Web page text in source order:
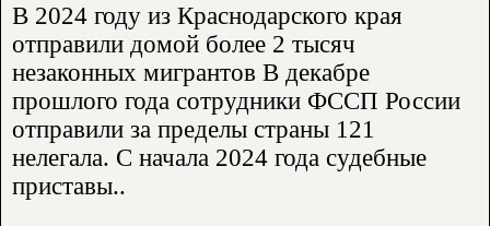
В 2024 году из Краснодарского края
отправили домой более 2 тысяч
незаконных мигрантов В декабре
прошлого года сотрудники ФССП России
отправили за пределы страны 121
нелегала. С начала 2024 года судебные
приставы..